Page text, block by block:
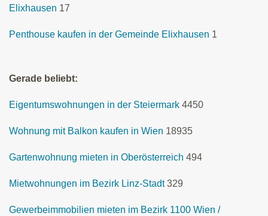
Elixhausen 17
Penthouse kaufen in der Gemeinde Elixhausen 1
Gerade beliebt:
Eigentumswohnungen in der Steiermark 4450
Wohnung mit Balkon kaufen in Wien 18935
Gartenwohnung mieten in Oberösterreich 494
Mietwohnungen im Bezirk Linz-Stadt 329
Gewerbeimmobilien mieten im Bezirk 1100 Wien /